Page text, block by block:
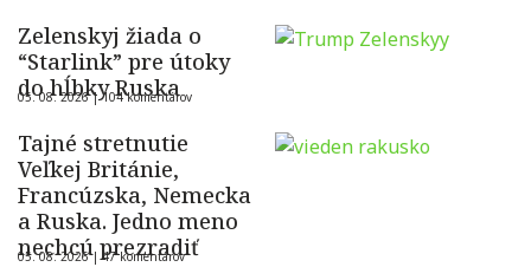
Zelenskyj žiada o
“Starlink” pre útoky
do hĺbky Ruska
05. 08. 2026 |104 komentárov
Tajné stretnutie
Veľkej Británie,
Francúzska, Nemecka
a Ruska. Jedno meno
nechcú prezradiť
05. 08. 2026 |47 komentárov